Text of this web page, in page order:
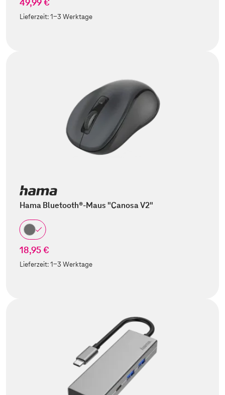
Lieferzeit:1-3 Werktage
Hama Bluetooth®-Maus "Canosa V2"
18,95 €
Lieferzeit:1-3 Werktage